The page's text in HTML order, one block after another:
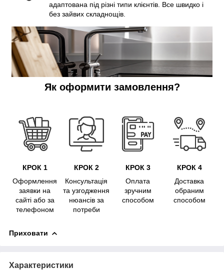
адаптована під різні типи клієнтів. Все швидко і
без зайвих складнощів.
Як оформити замовлення?
КРОК 1
Оформлення
заявки на
сайті або за
телефоном
КРОК 2
Консультація
та узгодження
нюансів за
потреби
КРОК 3
Оплата
зручним
способом
КРОК 4
Доставка
обраним
способом
Приховати
Характеристики